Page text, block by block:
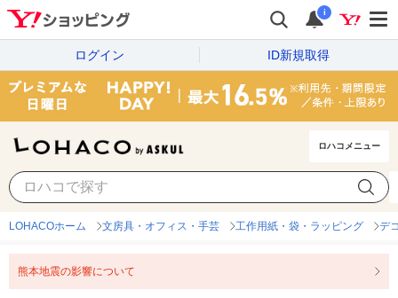
i
ログイン ID新規取得
ロハコメニュー
LOHACOホーム 文房具・オフィス・手芸 工作用紙・袋・ラッピング デ
熊本地震の影響について